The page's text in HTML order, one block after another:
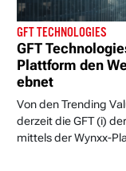
GFT TECHNOLOGIES
GFT
Plattform den
ebnet
Von den Trending
derzeit die GFT (i)
mittels der Wynxx-